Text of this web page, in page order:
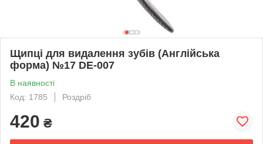
Щипці для видалення зубів (Англійська
форма) №17 DE-007
В наявності
Код: 1785
Роздріб
420 ₴